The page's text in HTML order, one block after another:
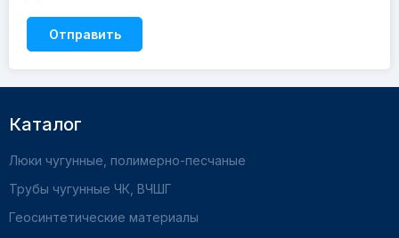
Отправить
Каталог
Люки чугунные, полимерно-песчаные
Трубы чугунные ЧК, ВЧШГ
Геосинтетические материалы